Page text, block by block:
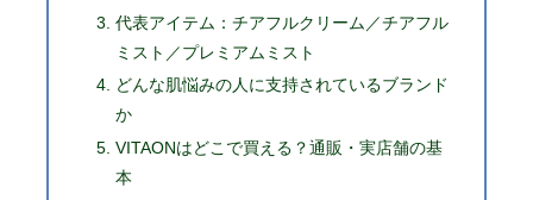
代表アイテム：チアフルクリーム／チアフル
ミスト／プレミアムミスト
どんな肌悩みの人に支持されているブランド
か
VITAONはどこで買える？通販・実店舗の基
本